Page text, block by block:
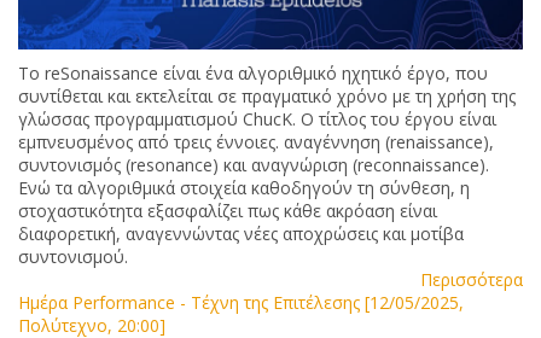
Το reSonaissance είναι ένα αλγοριθμικό ηχητικό έργο, που
συντίθεται και εκτελείται σε πραγματικό χρόνο με τη χρήση της
γλώσσας προγραμματισμού ChucK. Ο τίτλος του έργου είναι
εμπνευσμένος από τρεις έννοιες. αναγέννηση (renaissance),
συντονισμός (resonance) και αναγνώριση (reconnaissance).
Ενώ τα αλγοριθμικά στοιχεία καθοδηγούν τη σύνθεση, η
στοχαστικότητα εξασφαλίζει πως κάθε ακρόαση είναι
διαφορετική, αναγεννώντας νέες αποχρώσεις και μοτίβα
συντονισμού.
Περισσότερα
Ημέρα Performance - Τέχνη της Επιτέλεσης [12/05/2025,
Πολύτεχνο, 20:00]